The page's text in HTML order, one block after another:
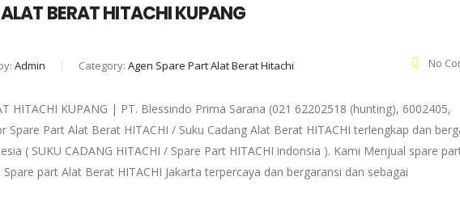
BERAT HITACHI KUPANG
Admin Category: Agen Spare Part Alat Berat Hitachi No
HITACHI KUPANG | PT. Blessindo Prima Sarana (021 62202518 (hunting), 6002405,
Part Alat Berat HITACHI / Suku Cadang Alat Berat HITACHI terlengkap dan
( SUKU CADANG HITACHI / Spare Part HITACHI indonsia ). Kami Menjual spare
part Alat Berat HITACHI Jakarta terpercaya dan bergaransi dan sebagai